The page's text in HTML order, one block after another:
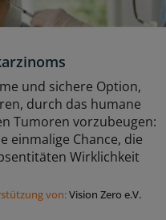
und sichere Option,
durch das humane
Tumoren vorzubeugen:
einmalige Chance, die
Wirklichkeit
von:Vision Zero e.V.